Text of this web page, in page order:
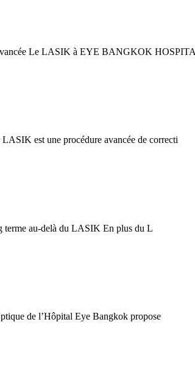
Le LASIK à EYE BANGKOK
est une procédure avancée de correcti
terme au-delà du LASIK En plus du L
de l’Hôpital Eye Bangkok propose